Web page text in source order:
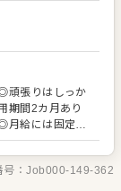
がけてくださ
歓迎です。
ーテイク、レ
・テーブルの片
に仕事の幅を広
しますので、
です。 ゆくゆ
期間2カ月あり
月給には固定残
固定深夜手当
。超過分は別
号：Job000-149-362